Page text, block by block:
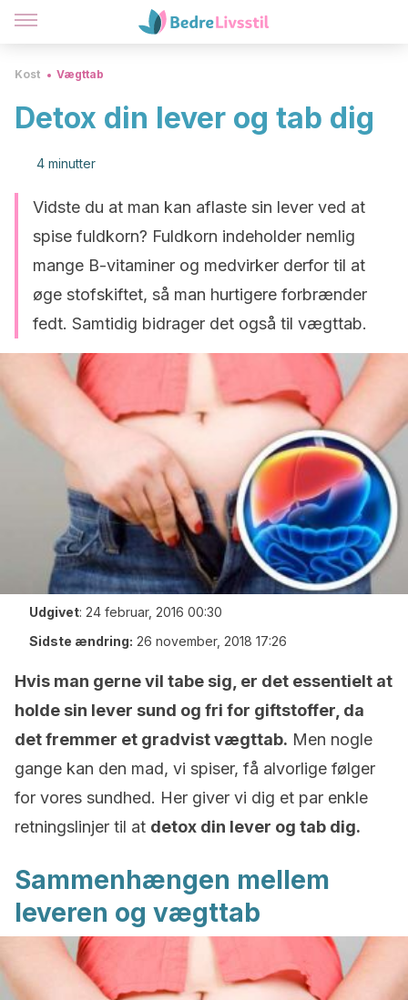
Kost Vægttab
Detox din lever og tab dig
4 minutter
Vidste du at man kan aflaste sin lever ved at
spise fuldkorn? Fuldkorn indeholder nemlig
mange B-vitaminer og medvirker derfor til at
øge stofskiftet, så man hurtigere forbrænder
fedt. Samtidig bidrager det også til vægttab.
Udgivet: 24 februar, 2016 00:30
Sidste ændring: 26 november, 2018 17:26
Hvis man gerne vil tabe sig, er det essentielt at
holde sin lever sund og fri for giftstoffer, da
det fremmer et gradvist vægttab. Men nogle
gange kan den mad, vi spiser, få alvorlige følger
for vores sundhed. Her giver vi dig et par enkle
retningslinjer til at detox din lever og tab dig.
Sammenhængen mellem
leveren og vægttab